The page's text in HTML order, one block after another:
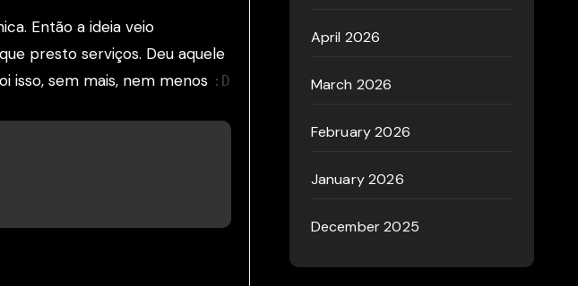
Então a ideia veio
presto serviços. Deu aquele
isso, sem mais, nem menos :D
April 2026
March 2026
February 2026
January 2026
December 2025